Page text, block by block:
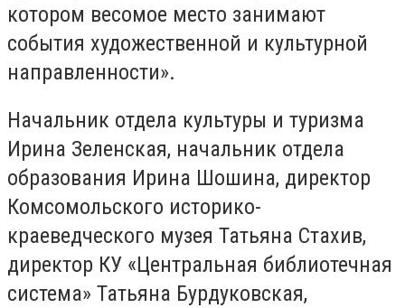
котором весомое место занимают
события художественной и культурной
направленности».
Начальник отдела культуры и туризма
Ирина Зеленская, начальник отдела
образования Ирина Шошина, директор
Комсомольского историко-
краеведческого музея Татьяна Стахив,
директор КУ «Центральная библиотечная
система» Татьяна Бурдуковская,